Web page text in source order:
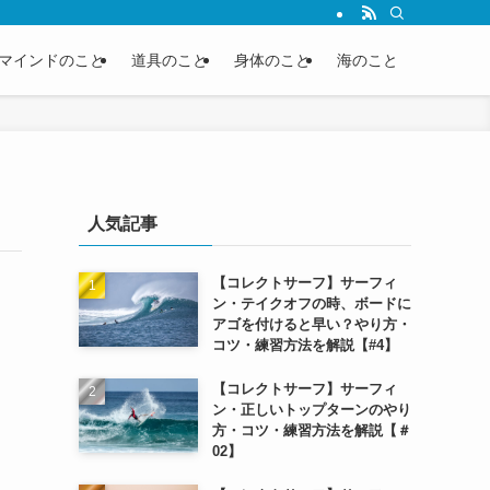
マインドのこと 道具のこと 身体のこと 海のこと
人気記事
【コレクトサーフ】サーフィ
ン・テイクオフの時、ボードに
アゴを付けると早い？やり方・
コツ・練習方法を解説【#4】
【コレクトサーフ】サーフィ
ン・正しいトップターンのやり
方・コツ・練習方法を解説【＃
02】